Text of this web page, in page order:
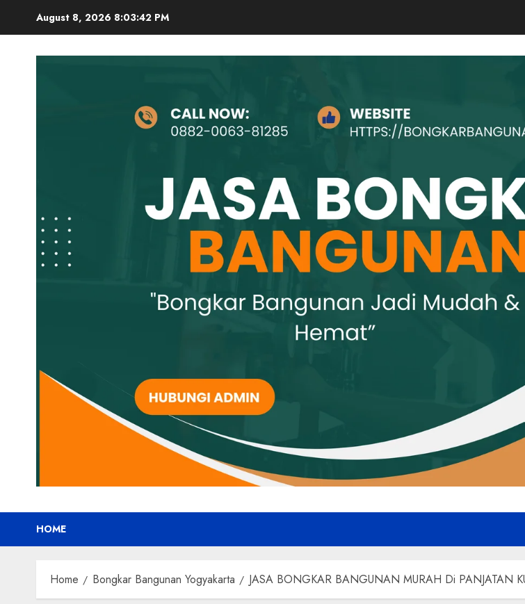
August 8, 2026 8:03:43 PM
HOME
Home Bongkar Bangunan Yogyakarta JASA BONGKAR BANGUNAN MURAH Di PANJATAN